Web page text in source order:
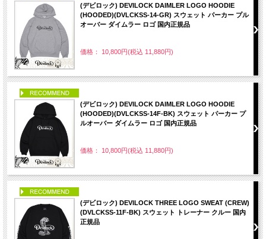
(デビロック) DEVILOCK DAIMLER LOGO HOODIE
(HOODED)(DVLCKSS-14-GR) スウェット パーカー プル
オーバー ダイムラー ロゴ 国内正規品
価格： 10,800円(税込 11,880円)
(デビロック) DEVILOCK DAIMLER LOGO HOODIE
(HOODED)(DVLCKSS-14F-BK) スウェット パーカー プ
ルオーバー ダイムラー ロゴ 国内正規品
価格： 10,800円(税込 11,880円)
(デビロック) DEVILOCK THREE LOGO SWEAT (CREW)
(DVLCKSS-11F-BK) スウェット トレーナー クルー 国内
正規品